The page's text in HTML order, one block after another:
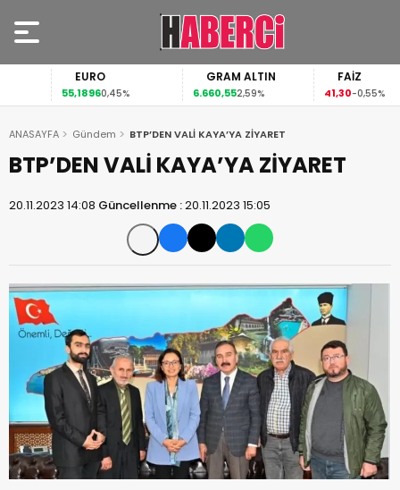
EURO
55,18960,45%
GRAM ALTIN
6.660,552,59%
FAİZ
41,30-0,55%
ANASAYFA Gündem BTP’DEN VALİ KAYA’YA ZİYARET
BTP’DEN VALİ KAYA’YA ZİYARET
20.11.2023 14:08 Güncellenme :20.11.2023 15:05